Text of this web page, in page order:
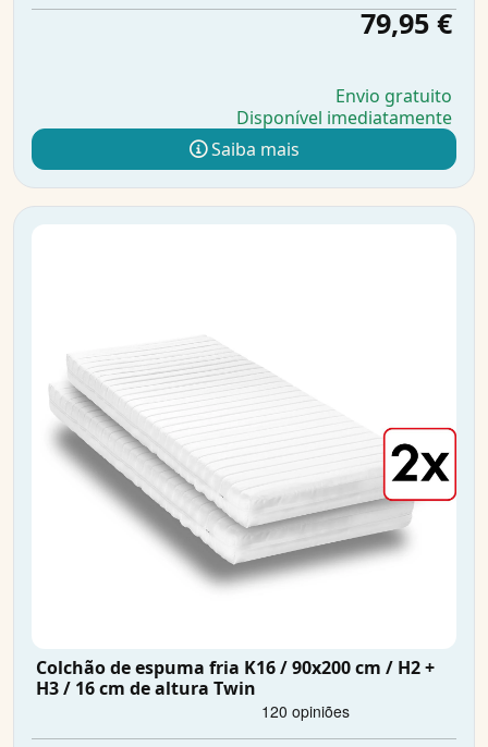
79,95 €
Envio gratuito
Disponível imediatamente
Saiba mais
Colchão de espuma fria K16 / 90x200 cm / H2 +
H3 / 16 cm de altura Twin